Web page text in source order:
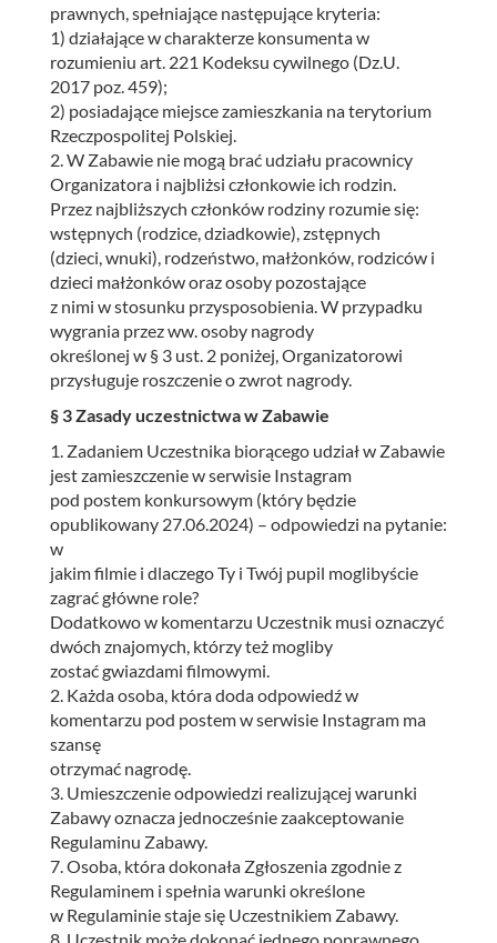
prawnych, spełniające następujące kryteria:
1) działające w charakterze konsumenta w
rozumieniu art. 221 Kodeksu cywilnego (Dz.U.
2017 poz. 459);
2) posiadające miejsce zamieszkania na terytorium
Rzeczpospolitej Polskiej.
2. W Zabawie nie mogą brać udziału pracownicy
Organizatora i najbliżsi członkowie ich rodzin.
Przez najbliższych członków rodziny rozumie się:
wstępnych (rodzice, dziadkowie), zstępnych
(dzieci, wnuki), rodzeństwo, małżonków, rodziców i
dzieci małżonków oraz osoby pozostające
z nimi w stosunku przysposobienia. W przypadku
wygrania przez ww. osoby nagrody
określonej w § 3 ust. 2 poniżej, Organizatorowi
przysługuje roszczenie o zwrot nagrody.
§ 3 Zasady uczestnictwa w Zabawie
1. Zadaniem Uczestnika biorącego udział w Zabawie
jest zamieszczenie w serwisie Instagram
pod postem konkursowym (który będzie
opublikowany 27.06.2024) – odpowiedzi na pytanie:
w
jakim filmie i dlaczego Ty i Twój pupil moglibyście
zagrać główne role?
Dodatkowo w komentarzu Uczestnik musi oznaczyć
dwóch znajomych, którzy też mogliby
zostać gwiazdami filmowymi.
2. Każda osoba, która doda odpowiedź w
komentarzu pod postem w serwisie Instagram ma
szansę
otrzymać nagrodę.
3. Umieszczenie odpowiedzi realizującej warunki
Zabawy oznacza jednocześnie zaakceptowanie
Regulaminu Zabawy.
7. Osoba, która dokonała Zgłoszenia zgodnie z
Regulaminem i spełnia warunki określone
w Regulaminie staje się Uczestnikiem Zabawy.
8. Uczestnik może dokonać jednego poprawnego